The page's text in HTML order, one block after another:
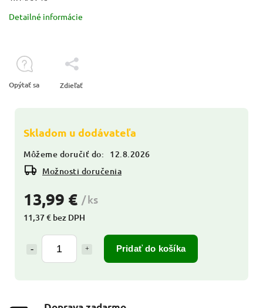
13,99 € / ks
11,37 € bez DPH
Pridať do košíka
Skladom u dodávateľa
Môžeme doručiť do:
12.8.2026
Možnosti doručenia
Detailné informácie
Opýtať sa Zdieľať